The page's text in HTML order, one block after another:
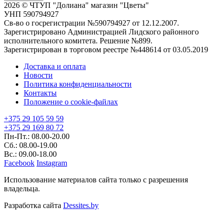
2026 © ЧТУП "Долиана" магазин "Цветы"
УНП 590794927
Св-во о госрегистрации №590794927 от 12.12.2007.
Зарегистрировано Администрацией Лидского районного
исполнительного комитета. Решение №899.
Зарегистрирован в торговом реестре №448614 от 03.05.2019
Доставка и оплата
Новости
Политика конфиденциальности
Контакты
Положение о cookie-файлах
+375 29 105 59 59
+375 29 169 80 72
Пн-Пт.: 08.00-20.00
Сб.: 08.00-19.00
Вс.: 09.00-18.00
Facebook Instagram
Использование материалов сайта только с разрешения
владельца.
Разработка сайта Dessites.by